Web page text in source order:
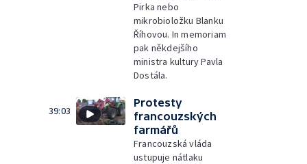
Pirka nebo
mikrobioložku Blanku
Říhovou. In memoriam
pak někdejšího
ministra kultury Pavla
Dostála.
39:03
Protesty
francouzských
farmářů
Francouzská vláda
ustupuje nátlaku